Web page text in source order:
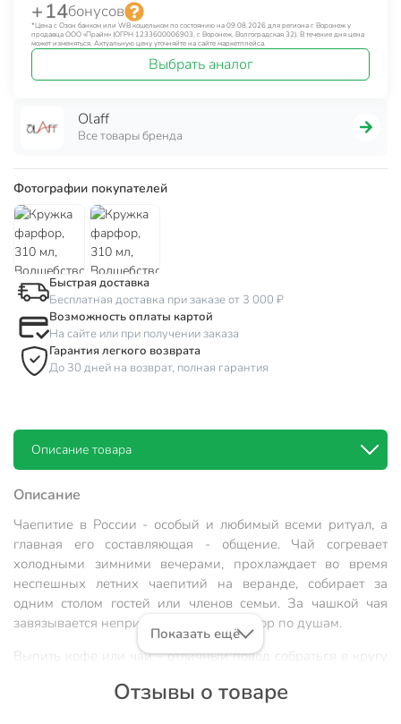
+ 14бонусов
*Цена с Озон банком или WB кошельком по состоянию на 09.08.2026 для региона г. Воронеж у
продавца ООО «Прайм» (ОГРН 1233600006903, г. Воронеж, Волгоградская 32). В течение дня цена
может изменяться. Актуальную цену уточняйте на сайте маркетплейса.
Выбрать аналог
Olaff
Все товары бренда
Фотографии покупателей
Быстрая доставка
Бесплатная доставка при заказе от 3 000 ₽
Возможность оплаты картой
На сайте или при получении заказа
Гарантия легкого возврата
До 30 дней на возврат, полная гарантия
Описание товара
Описание
Чаепитие в России - особый и любимый всеми ритуал, а
главная его составляющая - общение. Чай согревает
холодными зимними вечерами, прохлаждает во время
неспешных летних чаепитий на веранде, собирает за
одним столом гостей или членов семьи. За чашкой чая
завязывается непринужденный разговор по душам.
Выпить кофе или чай - отличный повод собраться в кругу
дополнением к уютным встречам.
Показать ещё
Отзывы о товаре